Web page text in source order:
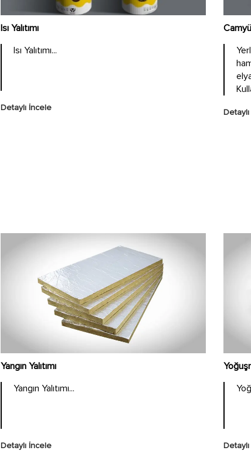
Isı Yalıtımı
Isı Yalıtımı...
Detaylı İncele
Yangın Yalıtımı
Yangın Yalıtımı...
Detaylı İncele